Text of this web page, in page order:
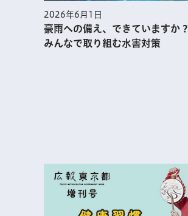
2026年6月1日
豪雨への備え、できていますか？
みんなで取り組む水害対策